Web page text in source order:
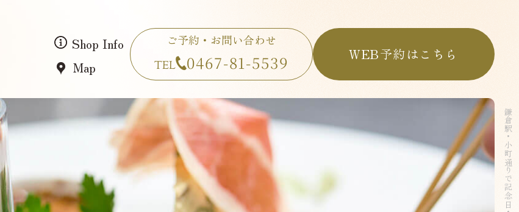
Shop Info
Map
ご予約・お問い合わせ
TEL
0467-81-5539 WEB予約はこちら
Concept
想い CourseWineSpace Wedding Gallery TEL 0467-81-5539 WEB予約はこちら